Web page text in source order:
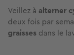
Veillez à alterner
deux fois par
graisses dans le